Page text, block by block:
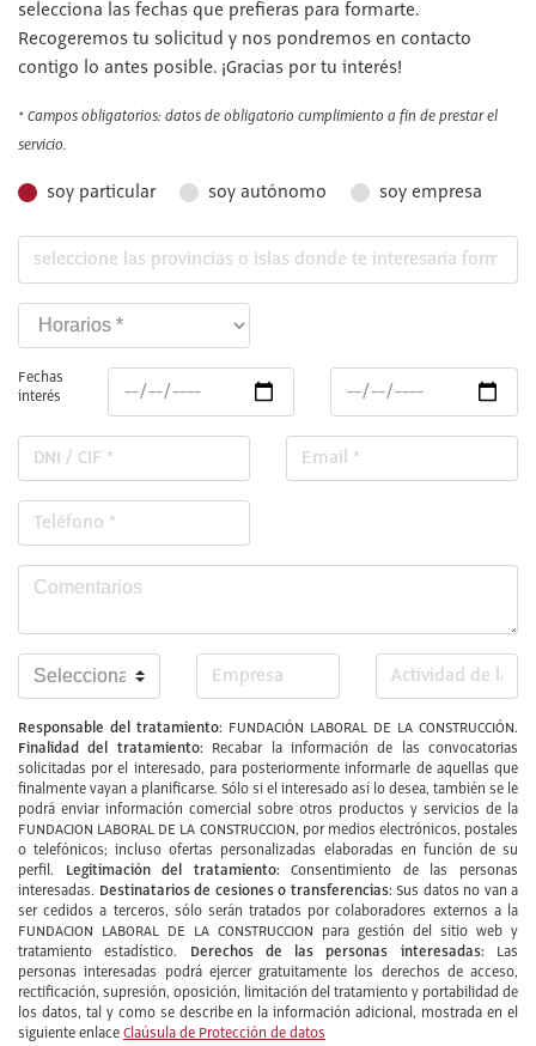
selecciona las fechas que prefieras para formarte.
Recogeremos tu solicitud y nos pondremos en contacto
contigo lo antes posible. ¡Gracias por tu interés!
* Campos obligatorios: datos de obligatorio cumplimiento a fin de prestar el
servicio.
soy particular soy autónomo soy empresa
Fechas
interés
Responsable del tratamiento: FUNDACIÓN LABORAL DE LA CONSTRUCCIÓN.
Finalidad del tratamiento: Recabar la información de las convocatorias
solicitadas por el interesado, para posteriormente informarle de aquellas que
finalmente vayan a planificarse. Sólo si el interesado así lo desea, también se le
podrá enviar información comercial sobre otros productos y servicios de la
FUNDACION LABORAL DE LA CONSTRUCCION, por medios electrónicos, postales
o telefónicos; incluso ofertas personalizadas elaboradas en función de su
perfil.
Legitimación del tratamiento: Consentimiento de las personas
interesadas. Destinatarios de cesiones o transferencias: Sus datos no van a
ser cedidos a terceros, sólo serán tratados por colaboradores externos a la
FUNDACION LABORAL DE LA CONSTRUCCION para gestión del sitio web y
tratamiento estadístico.
Derechos de las personas interesadas: Las
personas interesadas podrá ejercer gratuitamente los derechos de acceso,
rectificación, supresión, oposición, limitación del tratamiento y portabilidad de
los datos, tal y como se describe en la información adicional, mostrada en el
siguiente enlace Claúsula de Protección de datos